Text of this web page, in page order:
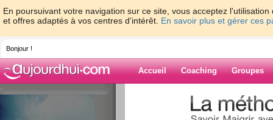
En poursuivant votre navigation sur ce site, vous acceptez
et offres adaptés à vos centres d'intérêt. En savoir plus et gérer ces
Bonjour !
Accueil Coaching Groupes
>